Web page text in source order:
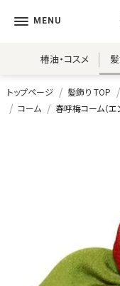
椿油・コスメ
トップページ 髪飾り TOP
コーム
春呼梅コーム（エ